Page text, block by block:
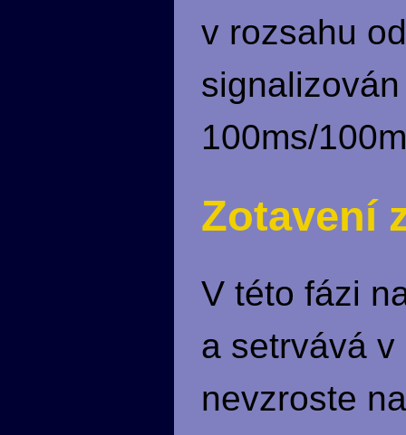
v rozsahu
100ms/
Zotavení
V této fázi
a setrvává
nevzroste